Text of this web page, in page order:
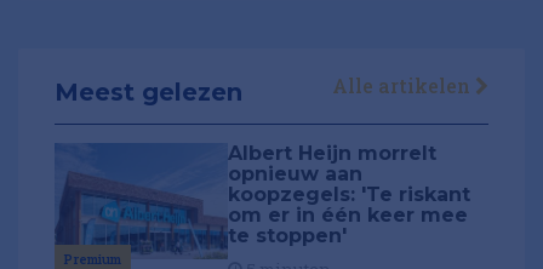
Meest gelezen Alle artikelen
Premium
Albert Heijn morrelt
opnieuw aan
koopzegels: 'Te riskant
om er in één keer mee
te stoppen'